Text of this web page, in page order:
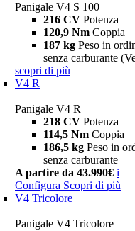
Panigale V4 S 100
216 CV Potenza
120,9 Nm Coppia
187 kg Peso in
senza carburante
scopri di più
V4 R
Panigale V4 R
218 CV Potenza
114,5 Nm Coppia
186,5 kg Peso in
senza carburante
A partire da 43.990€ i
Configura Scopri di più
V4 Tricolore
Panigale V4 Tricolore